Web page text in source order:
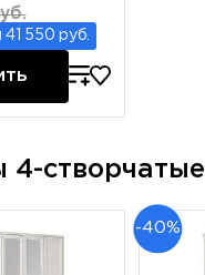
550 руб.
створчатые
-40%